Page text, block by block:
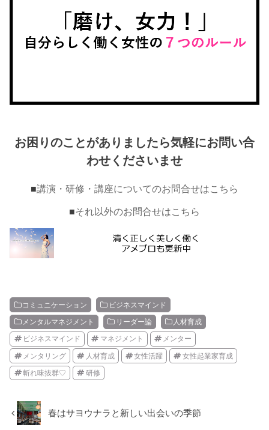
お困りのことがありましたら気軽にお問い合
わせくださいませ
■講演・研修・講座についてのお問合せはこちら
■それ以外のお問合せはこちら
コミュニケーション ビジネスマインド
メンタルマネジメント リーダー論 人材育成
ビジネスマインド マネジメント メンター
メンタリング 人材育成 女性活躍 女性起業家育成
斬れ味抜群♡ 研修
春はサヨウナラと新しい出会いの季節